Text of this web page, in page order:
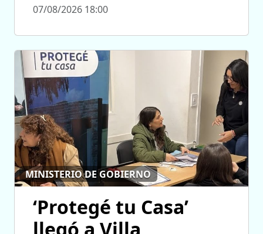
07/08/2026 18:00
MINISTERIO DE GOBIERNO
‘Protegé tu Casa’